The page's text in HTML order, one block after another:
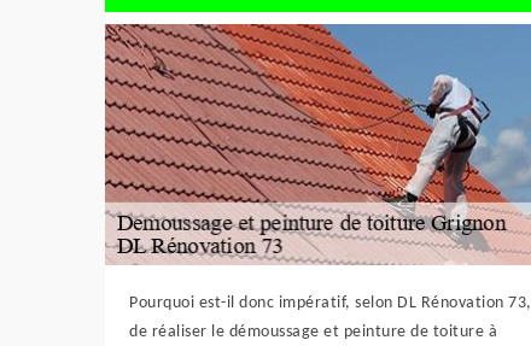
Pourquoi est-il donc impératif, selon DL Rénovation 73,
de réaliser le démoussage et peinture de toiture à